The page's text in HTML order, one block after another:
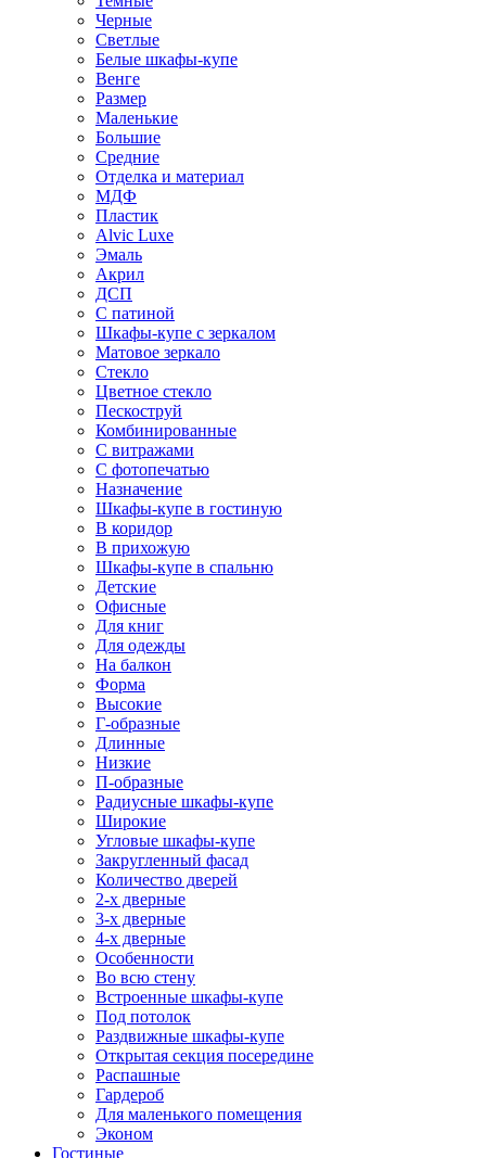
Черные
Светлые
Белые шкафы-купе
Венге
Размер
Маленькие
Большие
Средние
Отделка и материал
МДФ
Пластик
Alvic Luxe
Эмаль
Акрил
ДСП
С патиной
Шкафы-купе с зеркалом
Матовое зеркало
Стекло
Цветное стекло
Пескоструй
Комбинированные
С витражами
С фотопечатью
Назначение
Шкафы-купе в гостиную
В коридор
В прихожую
Шкафы-купе в спальню
Детские
Офисные
Для книг
Для одежды
На балкон
Форма
Высокие
Г-образные
Длинные
Низкие
П-образные
Радиусные шкафы-купе
Широкие
Угловые шкафы-купе
Закругленный фасад
Количество дверей
2-х дверные
3-х дверные
4-х дверные
Особенности
Во всю стену
Встроенные шкафы-купе
Под потолок
Раздвижные шкафы-купе
Открытая секция посередине
Распашные
Гардероб
Для маленького помещения
Эконом
Гостиные